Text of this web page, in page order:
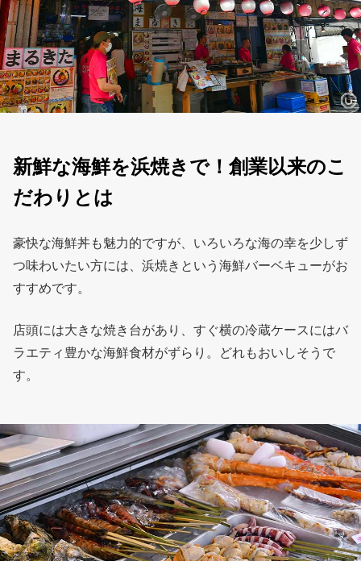
新鮮な海鮮を浜焼きで！創業以来のこ
だわりとは
豪快な海鮮丼も魅力的ですが、いろいろな海の幸を少しず
つ味わいたい方には、浜焼きという海鮮バーベキューがお
すすめです。
店頭には大きな焼き台があり、すぐ横の冷蔵ケースにはバ
ラエティ豊かな海鮮食材がずらり。どれもおいしそうで
す。